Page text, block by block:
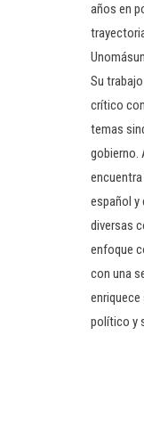
años en
Su
crítico
temas
gobierno.
español y
diversas
enfoque
con una
político y